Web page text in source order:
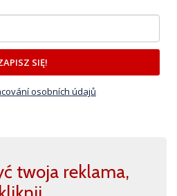
SIĘ!
osobních údajů
twoja reklama,